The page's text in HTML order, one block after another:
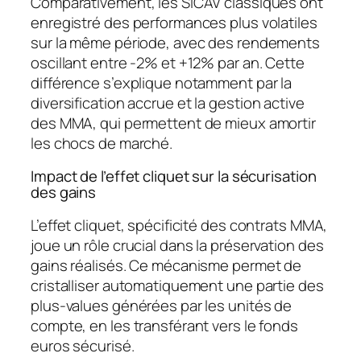
enregistré des performances plus volatiles
sur la même période, avec des rendements
oscillant entre -2% et +12% par an. Cette
différence s’explique notamment par la
diversification accrueet la gestion active
des MMA, qui permettent de mieux amortir
les chocs de marché.
Impact de l’effet cliquet sur la sécurisation
des gains
L’effet cliquet, spécificité des contrats MMA,
joue un rôle crucial dans la préservation des
gains réalisés. Ce mécanisme permet de
cristalliser automatiquement une partie des
plus-values générées par les unités de
compte, en les transférant vers le fonds
euros sécurisé.